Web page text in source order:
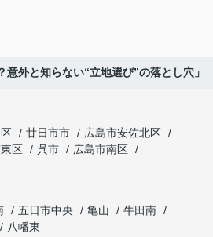
外と知らない“立地選び”の落とし穴」
廿日市市
広島市安佐北区
区 呉市
広島市南区
五日市中央 亀山
牛田南
八幡東